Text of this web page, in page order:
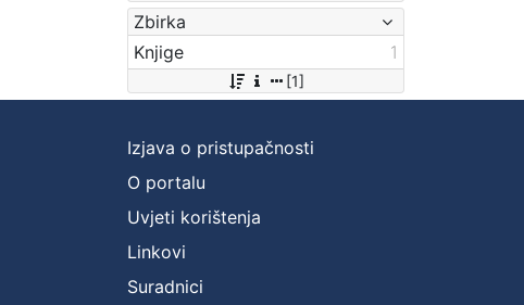
Zbirka
Knjige
1
[1]
Izjava o pristupačnosti
O portalu
Uvjeti korištenja
Linkovi
Suradnici